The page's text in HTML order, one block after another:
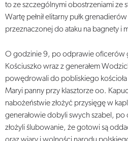
to ze szczególnymi obostrzeniami ze
Wartę pełnił elitarny pułk
przeznaczonej do ataku na bagnety i
O godzinie 9, po odprawie oficerów
Kościuszko wraz z generałem
powędrowali do pobliskiego
Maryi panny przy klasztorze oo.
nabożeństwie złożyć przysięgę w
generałowie dobyli swych szabel,
złożyli ślubowanie, że gotowi są